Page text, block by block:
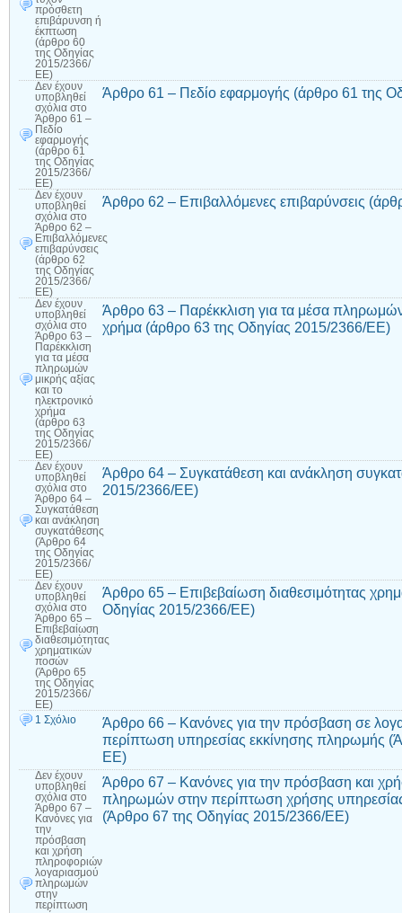
πρόσθετη
επιβάρυνση ή
έκπτωση
(άρθρο 60
της Οδηγίας
2015/2366/
ΕΕ)
Δεν έχουν
υποβληθεί
σχόλια στο
Άρθρο 61 –
Πεδίο
εφαρμογής
(άρθρο 61
της Οδηγίας
2015/2366/
ΕΕ)
Άρθρο 61 – Πεδίο εφαρμογής (άρθρο 61 της
Δεν έχουν
υποβληθεί
σχόλια στο
Άρθρο 62 –
Επιβαλλόμενες
επιβαρύνσεις
(άρθρο 62
της Οδηγίας
2015/2366/
ΕΕ)
Άρθρο 62 – Επιβαλλόμενες επιβαρύνσεις
Δεν έχουν
υποβληθεί
σχόλια στο
Άρθρο 63 –
Παρέκκλιση
για τα μέσα
πληρωμών
μικρής αξίας
και το
ηλεκτρονικό
χρήμα
(άρθρο 63
της Οδηγίας
2015/2366/
ΕΕ)
Άρθρο 63 – Παρέκκλιση για τα μέσα πληρωμών
χρήμα (άρθρο 63 της Οδηγίας 2015/2366/ΕΕ)
Δεν έχουν
υποβληθεί
σχόλια στο
Άρθρο 64 –
Συγκατάθεση
και ανάκληση
συγκατάθεσης
(Άρθρο 64
της Οδηγίας
2015/2366/
ΕΕ)
Άρθρο 64 – Συγκατάθεση και ανάκληση
2015/2366/ΕΕ)
Δεν έχουν
υποβληθεί
σχόλια στο
Άρθρο 65 –
Επιβεβαίωση
διαθεσιμότητας
χρηματικών
ποσών
(Άρθρο 65
της Οδηγίας
2015/2366/
ΕΕ)
Άρθρο 65 – Επιβεβαίωση διαθεσιμότητας
Οδηγίας 2015/2366/ΕΕ)
1 Σχόλιο
Άρθρο 66 – Κανόνες για την πρόσβαση σε
περίπτωση υπηρεσίας εκκίνησης πληρωμής
ΕΕ)
Δεν έχουν
υποβληθεί
σχόλια στο
Άρθρο 67 –
Κανόνες για
την
πρόσβαση
και χρήση
πληροφοριών
λογαριασμού
πληρωμών
στην
περίπτωση
Άρθρο 67 – Κανόνες για την πρόσβαση και
πληρωμών στην περίπτωση χρήσης
(Άρθρο 67 της Οδηγίας 2015/2366/ΕΕ)